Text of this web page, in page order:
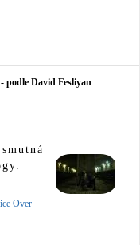
- podle David Fesliyan
Over